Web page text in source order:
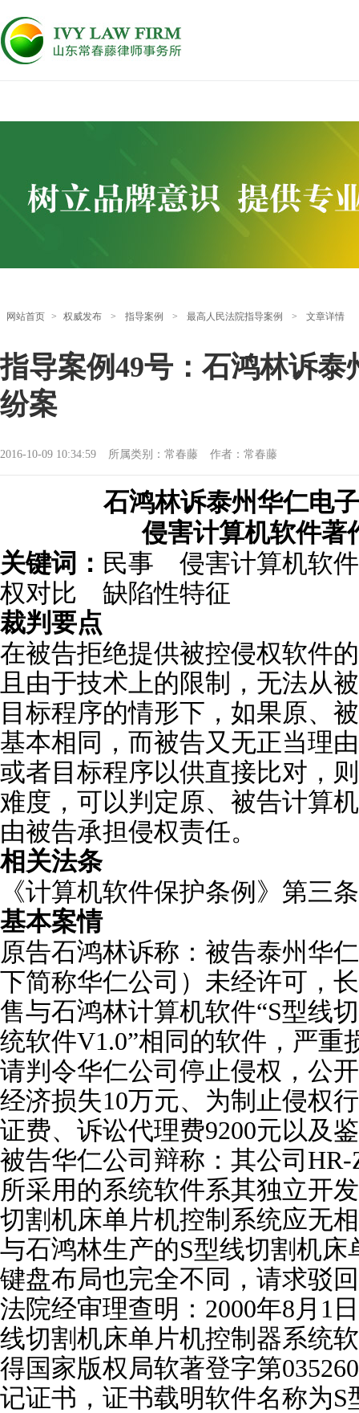
网站首页 > 权威发布 > 指导案例 > 最高人民法院指导案例 > 文章详情
指导案例49号：石鸿林诉
纷案
2016-10-09 10:34:59 所属类别：常春藤 作者：常春藤
石鸿林诉泰州华仁电
侵害计算机软件著
关键词： 民事 侵害计算机软
权对比 缺陷性特征
裁判要点
在被告拒绝提供被控侵权软件
且由于技术上的限制，无法从
目标程序的情形下，如果原、
基本相同，而被告又无正当理
或者目标程序以供直接比对，
难度，可以判定原、被告计算
由被告承担侵权责任。
相关法条
《计算机软件保护条例》第三
基本案情
原告石鸿林诉称：被告泰州华
下简称华仁公司）未经许可，
售与石鸿林计算机软件“S型线
统软件V1.0”相同的软件，严重
请判令华仁公司停止侵权，公
经济损失10万元、为制止侵权
证费、诉讼代理费9200元以及
被告华仁公司辩称：其公司
所采用的系统软件系其独立开
切割机床单片机控制系统应无
与石鸿林生产的S型线切割机
键盘布局也完全不同，请求驳
法院经审理查明：2000年8月1
线切割机床单片机控制器系统
得国家版权局软著登字第
记证书，证书载明软件名称为